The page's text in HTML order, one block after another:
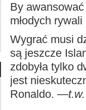
By
młodych
Wygrać musi
są jeszcze
zdobyła tylko
jest
Ronaldo. —t.w.